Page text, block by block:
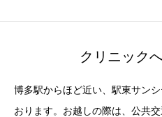
クリニック
博多駅からほど近い、駅東サン
おります。お越しの際は、公共